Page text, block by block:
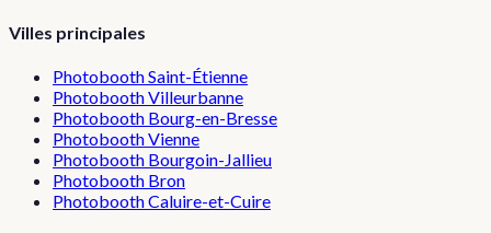
Villes principales
PhotoboothSaint-Étienne
PhotoboothVilleurbanne
Photobooth Bourg-en-Bresse
PhotoboothVienne
Photobooth Bourgoin-Jallieu
Photobooth Bron
PhotoboothCaluire-et-Cuire